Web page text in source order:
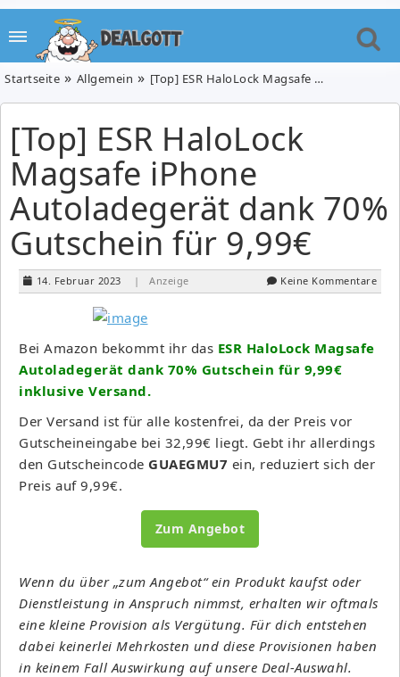
Startseite Allgemein [Top] ESR HaloLock Magsafe iPhone Autoladegerät dank 70% Gutschein für 9,99€
[Top] ESR HaloLock
Magsafe iPhone
Autoladegerät dank 70%
Gutschein für 9,99€
14. Februar 2023 | Anzeige Keine Kommentare
Bei Amazon bekommt ihr das ESR HaloLock Magsafe
Autoladegerät dank 70% Gutschein für 9,99€
inklusive Versand.
Der Versand ist für alle kostenfrei, da der Preis vor
Gutscheineingabe bei 32,99€ liegt. Gebt ihr allerdings
den Gutscheincode GUAEGMU7 ein, reduziert sich der
Preis auf 9,99€.
Zum Angebot
Wenn du über „zum Angebot“ ein Produkt kaufst oder
Dienstleistung in Anspruch nimmst, erhalten wir oftmals
eine kleine Provision als Vergütung. Für dich entstehen
dabei keinerlei Mehrkosten und diese Provisionen haben
in keinem Fall Auswirkung auf unsere Deal-Auswahl.